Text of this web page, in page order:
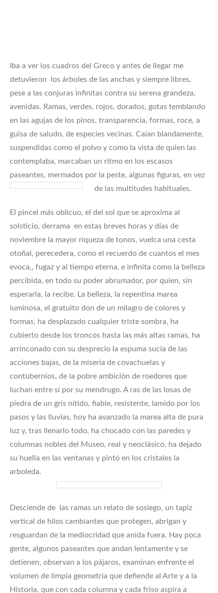
Iba a ver los cuadros del Greco y antes de llegar me
detuvieron los árboles de las anchas y siempre libres,
pese a las conjuras infinitas contra su serena grandeza,
avenidas. Ramas, verdes, rojos, dorados, gotas temblando
en las agujas de los pinos, transparencia, formas, roce, a
guisa de saludo, de especies vecinas. Caían blandamente,
suspendidas como el polvo y como la vista de quien las
contemplaba, marcaban un ritmo en los escasos
paseantes, mermados por la peste, algunas figuras, en vez
de las multitudes habituales.
El pincel más oblicuo, el del sol que se aproxima al
solsticio, derrama en estas breves horas y días de
noviembre la mayor riqueza de tonos, vuelca una cesta
otoñal, perecedera, como el recuerdo de cuantos el mes
evoca,, fugaz y al tiempo eterna, e infinita como la belleza
percibida, en todo su poder abrumador, por quien, sin
esperarla, la recibe. La belleza, la repentina marea
luminosa, el gratuito don de un milagro de colores y
formas, ha desplazado cualquier triste sombra, ha
cubierto desde los troncos hasta las más altas ramas, ha
arrinconado con su desprecio la espuma sucia de las
acciones bajas, de la miseria de covachuelas y
contubernios, de la pobre ambición de roedores que
luchan entre sí por su mendrugo. A ras de las losas de
piedra de un gris nítido, fiable, resistente, lamido por los
pasos y las lluvias, hoy ha avanzado la marea alta de pura
luz y, tras llenarlo todo, ha chocado con las paredes y
columnas nobles del Museo, real y neoclásico, ha dejado
su huella en las ventanas y pintó en los cristales la
arboleda.
Desciende de las ramas un relato de sosiego, un tapiz
vertical de hilos cambiantes que protegen, abrigan y
resguardan de la mediocridad que anida fuera. Hay poca
gente, algunos paseantes que andan lentamente y se
detienen, observan a los pájaros, examinan enfrente el
volumen de limpia geometría que defiende al Arte y a la
Historia, que con cada columna y cada friso aspira a